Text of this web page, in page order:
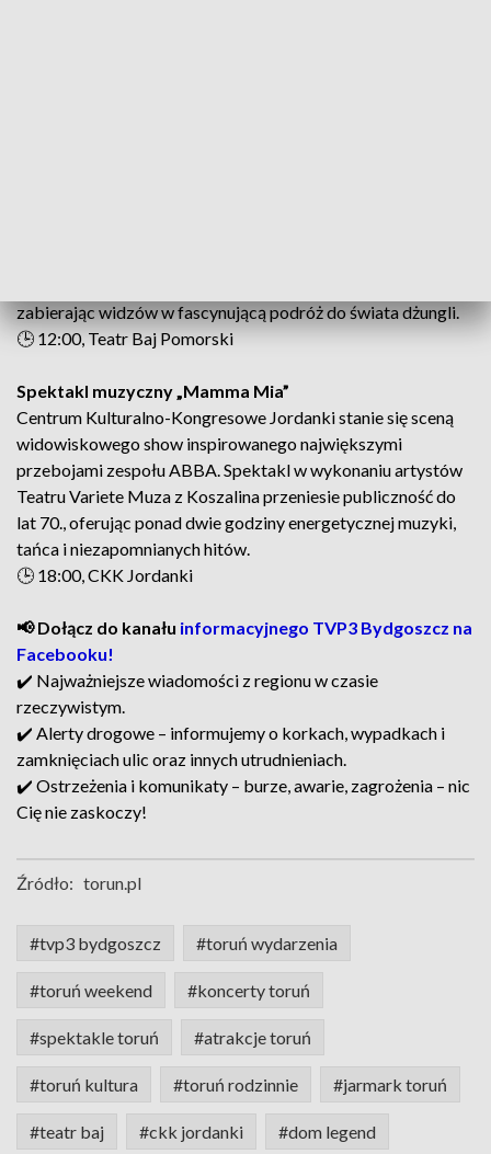
zabierając widzów w fascynującą podróż do świata dżungli.
🕒 12:00, Teatr Baj Pomorski
Spektakl muzyczny „Mamma Mia”
Centrum Kulturalno-Kongresowe Jordanki stanie się sceną
widowiskowego show inspirowanego największymi
przebojami zespołu ABBA. Spektakl w wykonaniu artystów
Teatru Variete Muza z Koszalina przeniesie publiczność do
lat 70., oferując ponad dwie godziny energetycznej muzyki,
tańca i niezapomnianych hitów.
🕒 18:00, CKK Jordanki
📢 Dołącz do kanału informacyjnego TVP3 Bydgoszcz na
Facebooku!
✔️ Najważniejsze wiadomości z regionu w czasie
rzeczywistym.
✔️ Alerty drogowe – informujemy o korkach, wypadkach i
zamknięciach ulic oraz innych utrudnieniach.
✔️ Ostrzeżenia i komunikaty – burze, awarie, zagrożenia – nic
Cię nie zaskoczy!
Źródło: torun.pl
#tvp3 bydgoszcz #toruń wydarzenia
#toruń weekend #koncerty toruń
#spektakle toruń #atrakcje toruń
#toruń kultura #toruń rodzinnie #jarmark toruń
#teatr baj #ckk jordanki #dom legend